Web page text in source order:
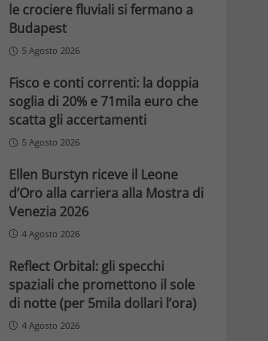
le crociere fluviali si fermano a
Budapest
5 Agosto 2026
Fisco e conti correnti: la doppia
soglia di 20% e 71mila euro che
scatta gli accertamenti
5 Agosto 2026
Ellen Burstyn riceve il Leone
d’Oro alla carriera alla Mostra di
Venezia 2026
4 Agosto 2026
Reflect Orbital: gli specchi
spaziali che promettono il sole
di notte (per 5mila dollari l’ora)
4 Agosto 2026